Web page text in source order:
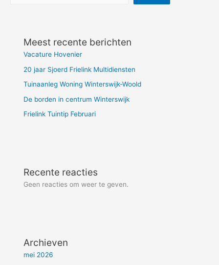
Meest recente berichten
Vacature Hovenier
20 jaar Sjoerd Frielink Multidiensten
Tuinaanleg Woning Winterswijk-Woold
De borden in centrum Winterswijk
Frielink Tuintip Februari
Recente reacties
Geen reacties om weer te geven.
Archieven
mei 2026